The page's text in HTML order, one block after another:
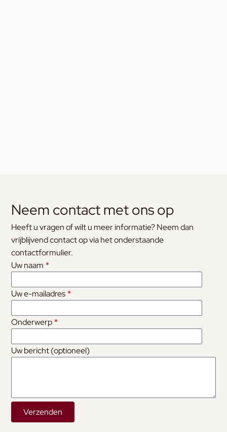
Neem contact met ons op
Heeft u vragen of wilt u meer informatie? Neem dan
vrijblijvend contact op via het onderstaande
contactformulier.
Uw naam *
Uw e-mailadres *
Onderwerp *
Uw bericht (optioneel)